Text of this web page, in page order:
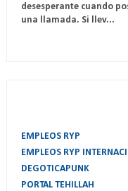
desesperante cuando
una llamada. Si llev...
EMPLEOS RYP
EMPLEOS RYP
DEGOTICAPUNK
PORTAL TEHILLAH